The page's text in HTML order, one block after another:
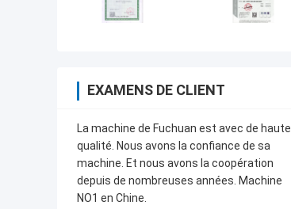
EXAMENS DE CLIENT
La machine de Fuchuan est avec de haute
qualité. Nous avons la confiance de sa
machine. Et nous avons la coopération
depuis de nombreuses années. Machine
NO1 en Chine.